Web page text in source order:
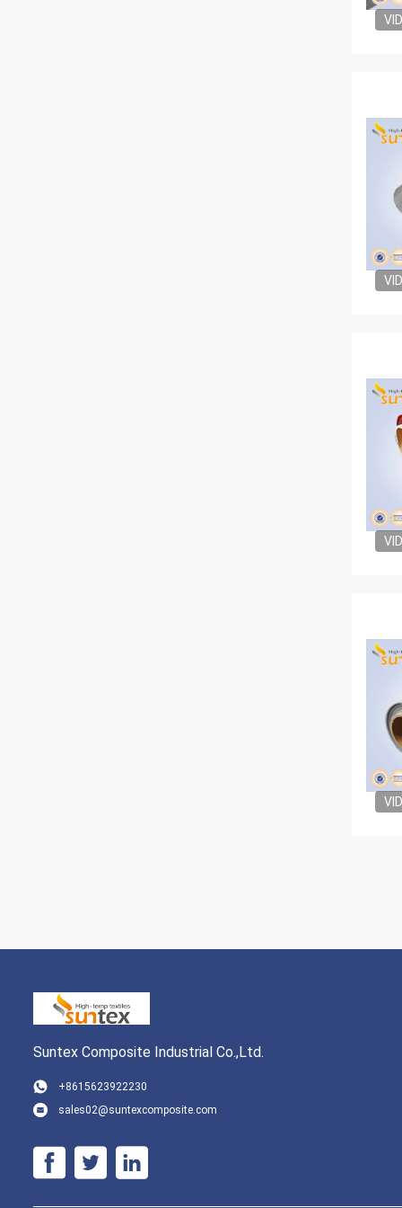
Suntex Composite Industrial Co.,Ltd.
+8615623922230
sales02@suntexcomposite.com